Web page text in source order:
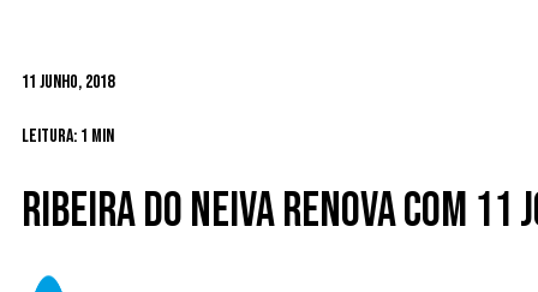
11 Junho, 2018
Leitura: 1 min
Ribeira do Neiva renova com 11